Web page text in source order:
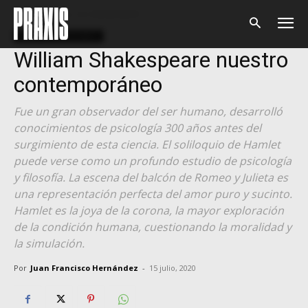
Inicio Praxis: 1er ANIVERSARIO
Praxis: 1er ANIVERSARIO
William Shakespeare nuestro
contemporáneo
Fue un gran observador del ser humano, desarrolló
conocimientos de psicología 300 años antes del
surgimiento de esta ciencia. El soliloquio de Hamlet
puede verse como un profundo estudio de psicología
y filosofía. La escena del balcón de Romeo y Julieta es
una representación perfecta del amor puro y sucinto.
Hamlet es la joya de la corona, la mayor exploración
de la condición humana, cuestionando la moralidad y
la simulación.
Por Juan Francisco Hernández - 15 julio, 2020